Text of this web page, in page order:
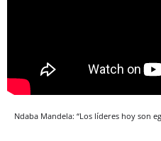
Ndaba Mandela: “Los líderes hoy son